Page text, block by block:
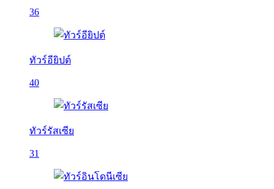
36
ทัวร์อียิปต์
40
ทัวร์รัสเซีย
31